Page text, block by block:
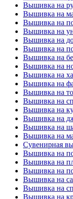
Вышивка на
Вышивка на
Вышивка на
Вышивка на
Вышивка на
Вышивка на
Вышивка на
Вышивка на
Вышивка на
Вышивка на
Вышивка на
Вышивка на
Вышивка на
Вышивка на
Вышивка на
Вышивка на
Сувенирная
Вышивка на
Вышивка на
Вышивка на
Вышивка на
Вышивка на
Вышивка на